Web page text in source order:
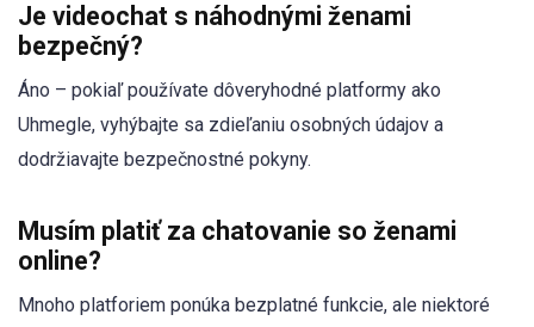
Je videochat s náhodnými ženami
bezpečný?
Áno – pokiaľ používate dôveryhodné platformy ako
Uhmegle, vyhýbajte sa zdieľaniu osobných údajov a
dodržiavajte bezpečnostné pokyny.
Musím platiť za chatovanie so ženami
online?
Mnoho platforiem ponúka bezplatné funkcie, ale niektoré